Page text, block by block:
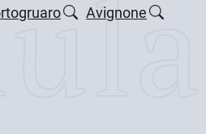
Avignone